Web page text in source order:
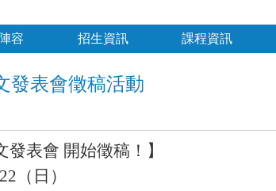
容 招生資訊 課程資訊
發表會徵稿活動
發表會 開始徵稿！】
（日）